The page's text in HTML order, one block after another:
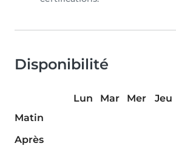
Disponibilité
Lun Mar Mer Jeu
Matin
Après